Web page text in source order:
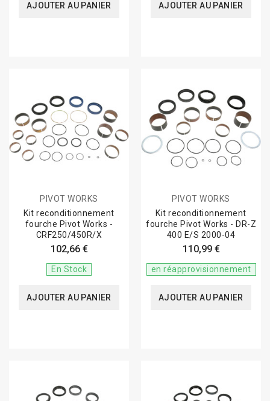
AJOUTER AU PANIER AJOUTER AU PANIER
PIVOT WORKS
Kit reconditionnement
fourche Pivot Works -
CRF250/450R/X
102,66 €
En Stock
AJOUTER AU PANIER
PIVOT WORKS
Kit reconditionnement
fourche Pivot Works - DR-Z
400 E/S 2000-04
110,99 €
en réapprovisionnement
AJOUTER AU PANIER